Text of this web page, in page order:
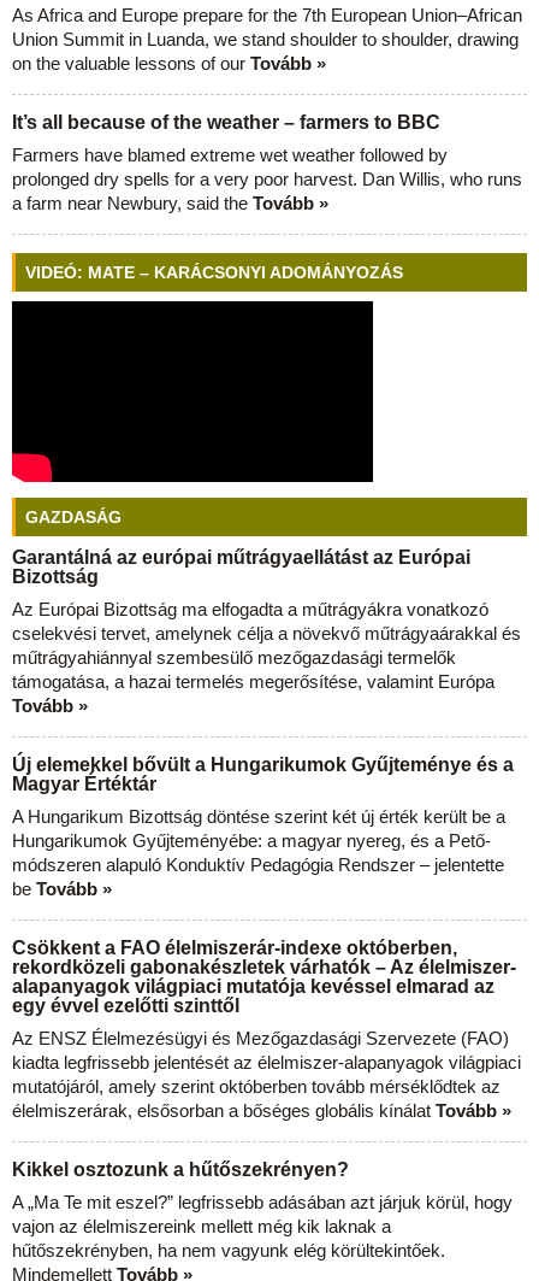
As Africa and Europe prepare for the 7th European Union–African
Union Summit in Luanda, we stand shoulder to shoulder, drawing
on the valuable lessons of our Tovább »
It’s all because of the weather – farmers to BBC
Farmers have blamed extreme wet weather followed by
prolonged dry spells for a very poor harvest. Dan Willis, who runs
a farm near Newbury, said the Tovább »
VIDEÓ: MATE – KARÁCSONYI ADOMÁNYOZÁS
GAZDASÁG
Garantálná az európai műtrágyaellátást az Európai
Bizottság
Az Európai Bizottság ma elfogadta a műtrágyákra vonatkozó
cselekvési tervet, amelynek célja a növekvő műtrágyaárakkal és
műtrágyahiánnyal szembesülő mezőgazdasági termelők
támogatása, a hazai termelés megerősítése, valamint Európa
Tovább »
Új elemekkel bővült a Hungarikumok Gyűjteménye és a
Magyar Értéktár
A Hungarikum Bizottság döntése szerint két új érték került be a
Hungarikumok Gyűjteményébe: a magyar nyereg, és a Pető-
módszeren alapuló Konduktív Pedagógia Rendszer – jelentette
be Tovább »
Csökkent a FAO élelmiszerár-indexe októberben,
rekordközeli gabonakészletek várhatók – Az élelmiszer-
alapanyagok világpiaci mutatója kevéssel elmarad az
egy évvel ezelőtti szinttől
Az ENSZ Élelmezésügyi és Mezőgazdasági Szervezete (FAO)
kiadta legfrissebb jelentését az élelmiszer-alapanyagok világpiaci
mutatójáról, amely szerint októberben tovább mérséklődtek az
élelmiszerárak, elsősorban a bőséges globális kínálat Tovább »
Kikkel osztozunk a hűtőszekrényen?
A „Ma Te mit eszel?” legfrissebb adásában azt járjuk körül, hogy
vajon az élelmiszereink mellett még kik laknak a
hűtőszekrényben, ha nem vagyunk elég körültekintőek.
Mindemellett Tovább »